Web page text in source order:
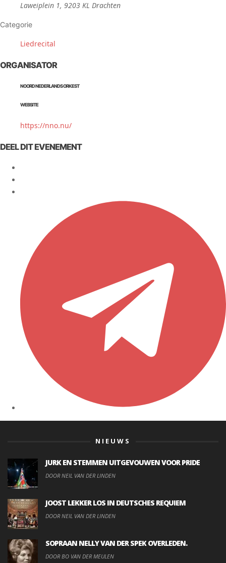
Laweiplein 1, 9203 KL Drachten
Categorie
Liedrecital
ORGANISATOR
NOORD NEDERLANDS ORKEST
WEBSITE
https://nno.nu/
DEEL DIT EVENEMENT
NIEUWS
JURK EN STEMMEN UITGEVOUWEN VOOR PRIDE
DOOR NEIL VAN DER LINDEN
JOOST LEKKER LOS IN DEUTSCHES REQUIEM
DOOR NEIL VAN DER LINDEN
SOPRAAN NELLY VAN DER SPEK OVERLEDEN.
DOOR BO VAN DER MEULEN